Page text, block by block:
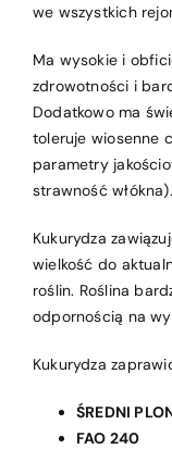
we wszystkich
Ma wysokie i
zdrowotności i
Dodatkowo ma
toleruje wiosenne
parametry
strawność
Kukurydza
wielkość do
roślin. Roślina
odpornością na
Kukurydza
ŚREDNI
FAO 240